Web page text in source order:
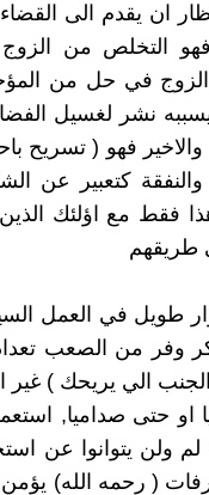
ان يقدم الى
فهو التخلص من
في حل من
نشر لغسيل
والاخير فهو ( تسريح
كتعبير عن
فقط مع اؤلئك
طريقهم
طويل في العمل
وفر من الصعب
الي يريحك ) غير
او حتى صداميا,
لم ولن يتوانوا عن
( رحمه الله) يؤمن